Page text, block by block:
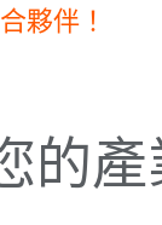
夥伴！
的